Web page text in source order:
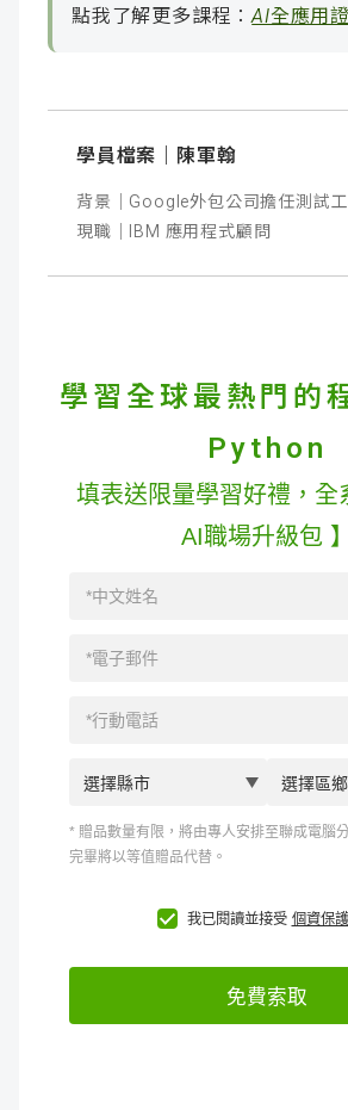
點我了解更多課程：AI全應用
學員檔案｜陳軍翰
背景｜Google外包公司擔任測試
現職｜IBM 應用程式顧問
學習全球最熱門的
Python